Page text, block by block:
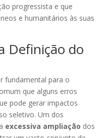
progressista e que
e humanitários às suas
Definição do
fundamental para o
que alguns erros
pode gerar impactos
seletivo. Um dos
excessiva ampliação dos